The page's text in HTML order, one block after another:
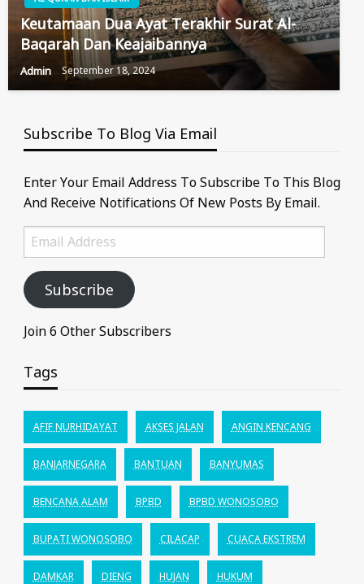
Keutamaan Dua Ayat Terakhir Surat Al-
Baqarah Dan Keajaibannya
Admin September 18, 2024
Subscribe To Blog Via Email
Enter Your Email Address To Subscribe To This Blog
And Receive Notifications Of New Posts By Email.
Email
Address
Subscribe
Join 6 Other Subscribers
Tags
AFIF NURHIDAYAT AKSES JALAN ANGIN KENCANG
BANJARNEGARA BANTUAN BANYUMAS
BENCANA ALAM BPBD BPBD WONOSOBO
BUPATI WONOSOBO CILACAP CUACA EKSTREM
DAMKAR DIENG HUJAN HUKUM